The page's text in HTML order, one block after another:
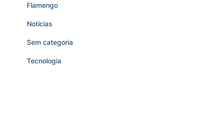
Flamengo
Notícias
Sem categoria
Tecnologia